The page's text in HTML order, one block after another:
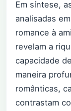
Em síntese,
analisadas
romance à
revelam a
capacidade
maneira
românticas,
contrastam